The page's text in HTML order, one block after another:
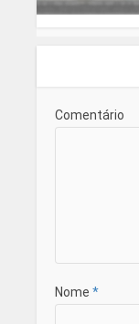
Comentário
Nome *